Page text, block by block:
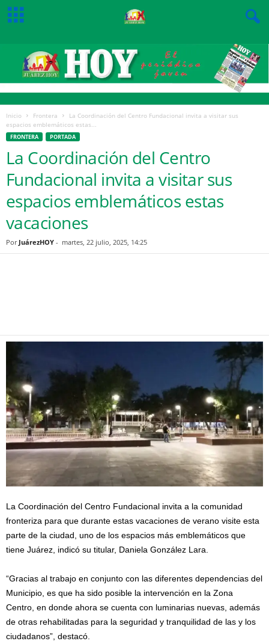
Inicio Frontera
La Coordinación del Centro Fundacional invita a visitar sus
espacios emblemáticos estas...
FRONTERA PORTADA
La Coordinación del Centro
Fundacional invita a visitar sus
espacios emblemáticos estas
vacaciones
Por JuárezHOY - martes, 22 julio, 2025, 14:25
La Coordinación del Centro Fundacional invita a la comunidad
fronteriza para que durante estas vacaciones de verano visite esta
parte de la ciudad, uno de los espacios más emblemáticos que
tiene Juárez, indicó su titular, Daniela González Lara.
“Gracias al trabajo en conjunto con las diferentes dependencias del
Municipio, es que ha sido posible la intervención en la Zona
Centro, en donde ahora se cuenta con luminarias nuevas, además
de otras rehabilitadas para la seguridad y tranquilidad de las y los
ciudadanos”, destacó.